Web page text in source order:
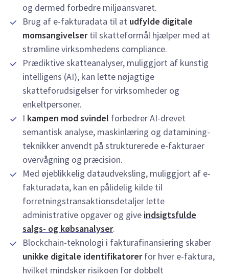
og dermed forbedre miljøansvaret.
Brug af e-fakturadata til at udfylde digitale
momsangivelsertil skatteformål hjælper med at
strømline virksomhedens compliance.
Prædiktive skatteanalyser, muliggjort af kunstig
intelligens (AI), kan lette nøjagtige
skatteforudsigelser for virksomheder og
enkeltpersoner.
I kampen mod svindel forbedrer AI-drevet
semantisk analyse, maskinlæring og datamining-
teknikker anvendt på strukturerede e-fakturaer
overvågning og præcision.
Med øjeblikkelig dataudveksling, muliggjort af e-
fakturadata, kan en pålidelig kilde til
forretningstransaktionsdetaljer lette
administrative opgaver og give indsigtsfulde
salgs- og købsanalyser.
Blockchain-teknologi i fakturafinansiering skaber
unikke digitale identifikatorerfor hver e-faktura,
hvilket mindsker risikoen for dobbelt